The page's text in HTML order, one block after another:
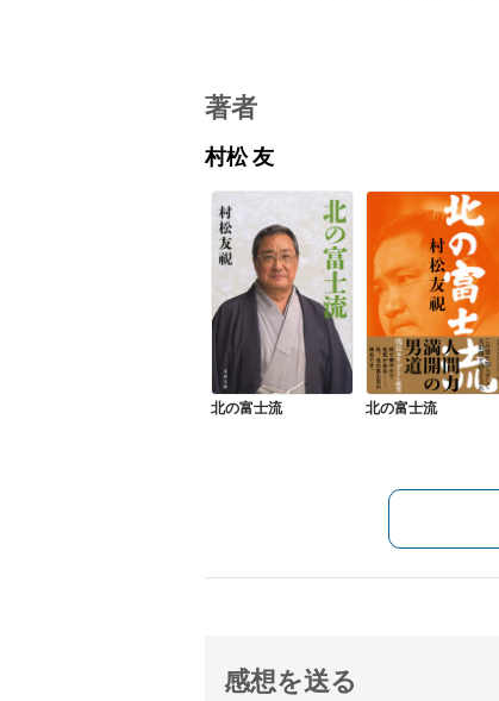
著者
村松 友
北の富士流 北の富士流
感想を送る